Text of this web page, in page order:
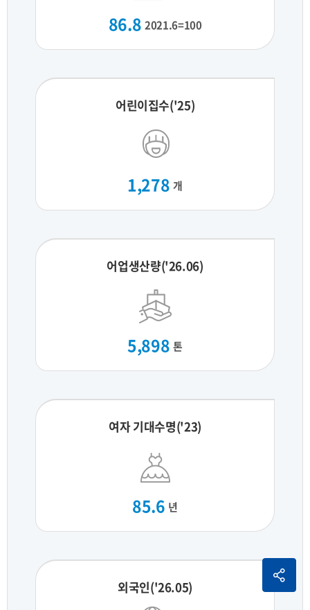
86.8 2021.6=100
어린이집수('25)
1,278 개
어업생산량('26.06)
5,898 톤
여자 기대수명('23)
85.6 년
외국인('26.05)